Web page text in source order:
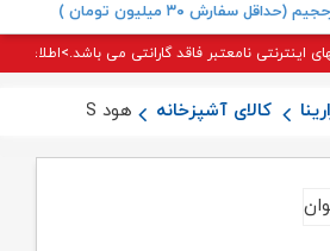
سفارش ۳۰ میلیون تومان )
اینترنتی نامعتبر فاقد گارانتی می باشد.>اطلاعات
کالای آشپزخانه هود H۸۹-WS اخوان